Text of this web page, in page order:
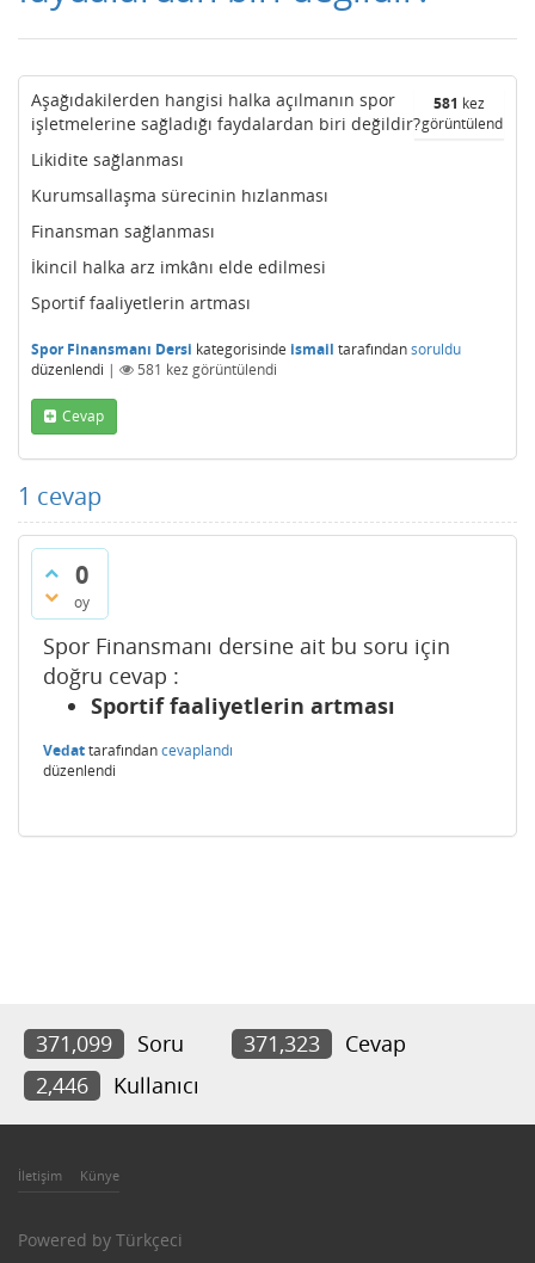
581 kez
görüntülendi
Aşağıdakilerden hangisi halka açılmanın spor
işletmelerine sağladığı faydalardan biri değildir?
Likidite sağlanması
Kurumsallaşma sürecinin hızlanması
Finansman sağlanması
İkincil halka arz imkânı elde edilmesi
Sportif faaliyetlerin artması
Spor Finansmanı Dersi kategorisinde ismail tarafındansoruldu
düzenlendi | 581 kez görüntülendi
Cevap
1 cevap
0
oy
Spor Finansmanı dersine ait bu soru için
doğru cevap :
Sportif faaliyetlerin artması
Vedattarafındancevaplandı
düzenlendi
371,099 Soru 371,323
Cevap
2,446
Kullanıcı
İletişim Künye
Powered by Türkçeci